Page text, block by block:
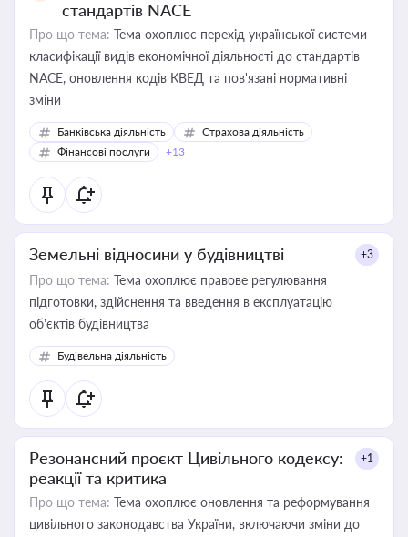
стандартів NACE
Про що тема: Тема охоплює перехід української системи
класифікації видів економічної діяльності до стандартів
NACE, оновлення кодів КВЕД та пов'язані нормативні
зміни
Банківська діяльність
Страхова діяльність
Фінансові послуги
+13
Земельні відносини у будівництві +3
Про що тема: Тема охоплює правове регулювання
підготовки, здійснення та введення в експлуатацію
об’єктів будівництва
Будівельна діяльність
Резонансний проєкт Цивільного кодексу:
реакції та критика
+1
Про що тема: Тема охоплює оновлення та реформування
цивільного законодавства України, включаючи зміни до